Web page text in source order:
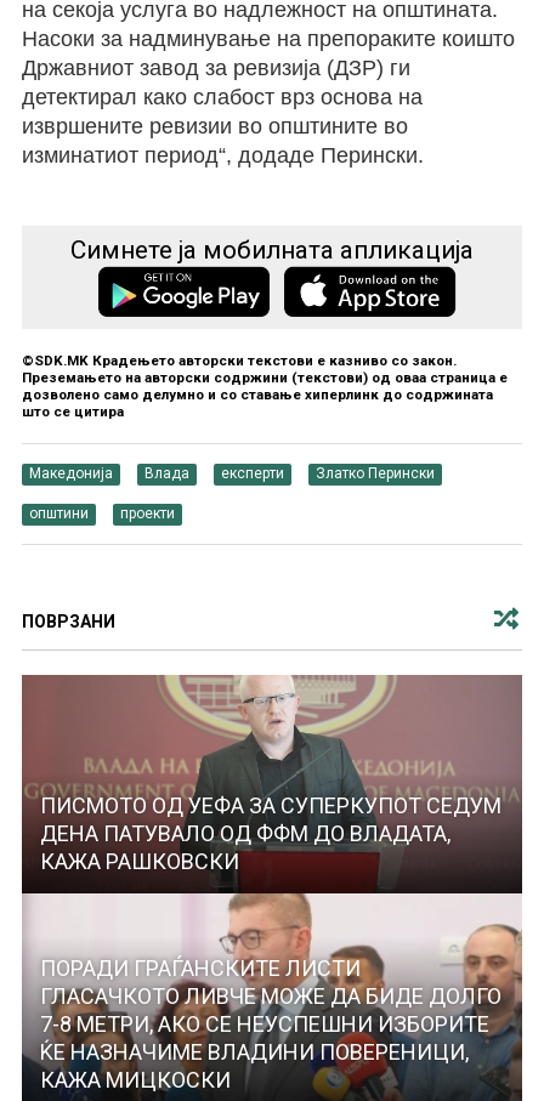
на секоја услуга во надлежност на општината.
Насоки за надминување на препораките коишто
Државниот завод за ревизија (ДЗР) ги
детектирал како слабост врз основа на
извршените ревизии во општините во
изминатиот период“, додаде Перински.
Симнете ја мобилната апликација
©SDK.MK Крадењето авторски текстови е казниво со закон.
Преземањето на авторски содржини (текстови) од оваа страница е
дозволено само делумно и со ставање хиперлинк до содржината
што се цитира
Македонија Влада експерти Златко Перински
општини проекти
ПОВРЗАНИ
ПИСМОТО ОД УЕФА ЗА СУПЕРКУПОТ СЕДУМ
ДЕНА ПАТУВАЛО ОД ФФМ ДО ВЛАДАТА,
КАЖА РАШКОВСКИ
ПОРАДИ ГРАЃАНСКИТЕ ЛИСТИ
ГЛАСАЧКОТО ЛИВЧЕ МОЖЕ ДА БИДЕ ДОЛГО
7-8 МЕТРИ, АКО СЕ НЕУСПЕШНИ ИЗБОРИТЕ
ЌЕ НАЗНАЧИМЕ ВЛАДИНИ ПОВЕРЕНИЦИ,
КАЖА МИЦКОСКИ